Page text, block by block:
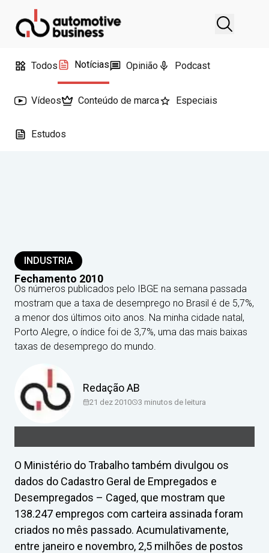
Todos Notícias Opinião Podcast
Vídeos Conteúdo de marca Especiais
Estudos
INDUSTRIA
Fechamento 2010
Os números publicados pelo IBGE na semana passada
mostram que a taxa de desemprego no Brasil é de 5,7%,
a menor dos últimos oito anos. Na minha cidade natal,
Porto Alegre, o índice foi de 3,7%, uma das mais baixas
taxas de desemprego do mundo.
Redação AB
21 dez 2010 3 minutos de leitura
O Ministério do Trabalho também divulgou os
dados do Cadastro Geral de Empregados e
Desempregados – Caged, que mostram que
138.247 empregos com carteira assinada foram
criados no mês passado. Acumulativamente,
entre janeiro e novembro, 2,5 milhões de postos